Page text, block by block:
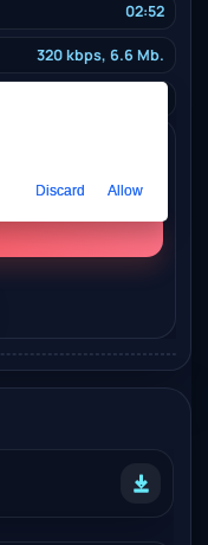
02:52
320 kbps, 6.6 Mb.
Discard Allow